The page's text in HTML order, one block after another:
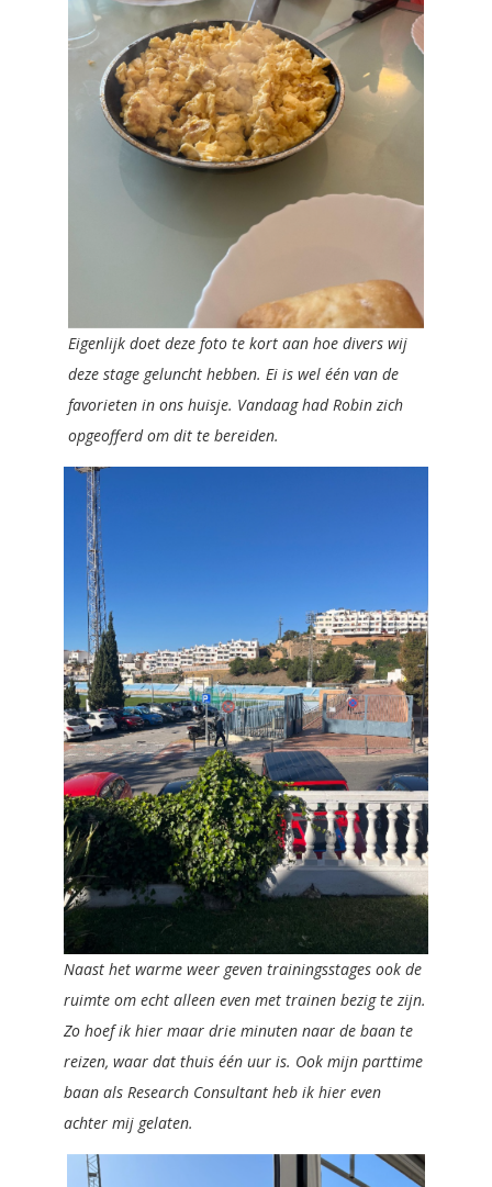
Eigenlijk doet deze foto te kort aan hoe divers wij
deze stage geluncht hebben. Ei is wel één van de
favorieten in ons huisje. Vandaag had Robin zich
opgeofferd om dit te bereiden.
Naast het warme weer geven trainingsstages ook de
ruimte om echt alleen even met trainen bezig te zijn.
Zo hoef ik hier maar drie minuten naar de baan te
reizen, waar dat thuis één uur is. Ook mijn parttime
baan als Research Consultant heb ik hier even
achter mij gelaten.